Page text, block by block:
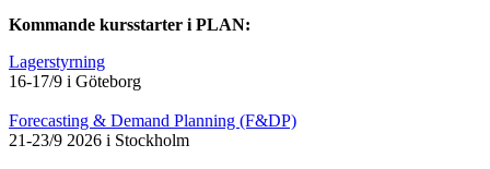
Kommande kursstarter i PLAN:
Lagerstyrning
16-17/9 i Göteborg
Forecasting & Demand Planning (F&DP)
21-23/9 2026 i Stockholm